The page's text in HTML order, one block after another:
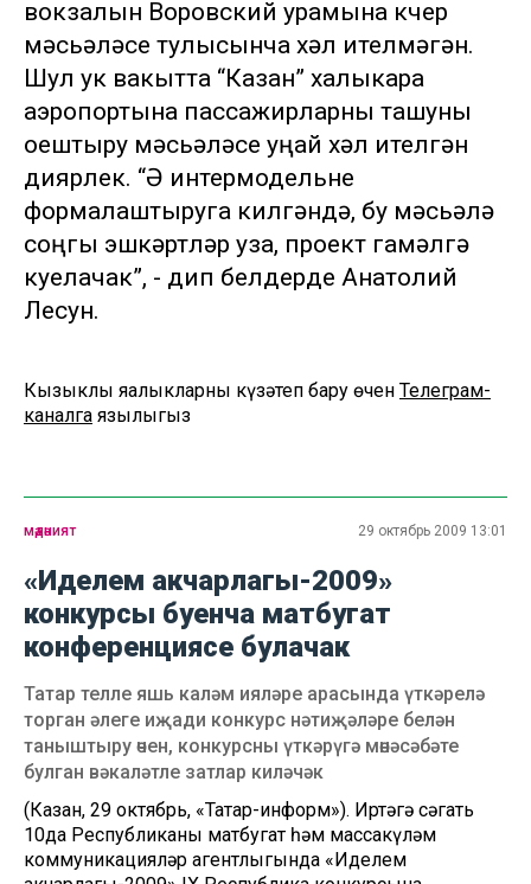
вокзалын Воровский урамына күчерү
мәсьәләсе тулысынча хәл ителмәгән.
Шул ук вакытта “Казан” халыкара
аэропортына пассажирларны ташуны
оештыру мәсьәләсе уңай хәл ителгән
диярлек. “Ә интермодельне
формалаштыруга килгәндә, бу мәсьәлә
соңгы эшкәртүләр уза, проект гамәлгә
куелачак”, - дип белдерде Анатолий
Лесун.
Кызыклы яңалыкларны күзәтеп бару өчен Телеграм-
каналга язылыгыз
мәдәният 29 октябрь 2009 13:01
«Иделем акчарлагы-2009»
конкурсы буенча матбугат
конференциясе булачак
Татар телле яшь каләм ияләре арасында үткәрелә
торган әлеге иҗади конкурс нәтиҗәләре белән
таныштыру өчен, конкурсны үткәрүгә мөнәсәбәте
булган вәкаләтле затлар киләчәк
(Казан, 29 октябрь, «Татар-информ»). Иртәгә сәгать
10да Республиканың матбугат һәм массакүләм
коммуникацияләр агентлыгында «Иделем